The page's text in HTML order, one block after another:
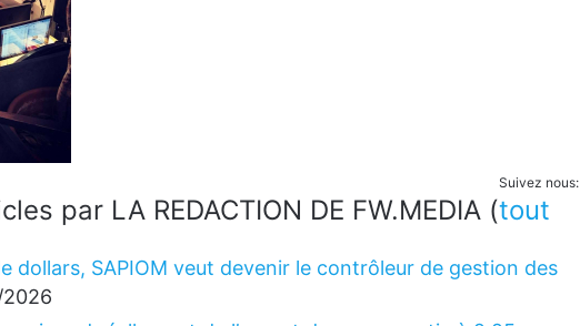
Suivez nous:
par LA REDACTION DE FW.MEDIA (tout
dollars, SAPIOM veut devenir le contrôleur de gestion des